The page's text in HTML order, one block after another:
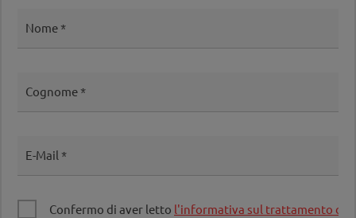
Nome
Cognome
E-Mail
Confermo di aver letto l'informativa sul trattamento dei